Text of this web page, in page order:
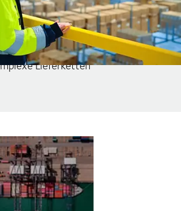
volle Potenzial
Lieferketten